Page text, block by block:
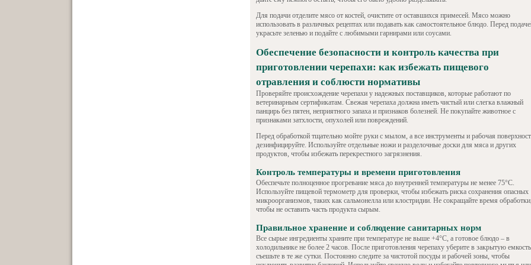
Для подачи отделите мясо от костей, очистите от оставшихся примесей. Мясо можно
использовать в различных рецептах или подавать как самостоятельное блюдо. Перед
украсьте зеленью и подайте с любимыми гарнирами или соусами.
Обеспечение безопасности и контроль качества при
приготовлении черепахи: как избежать пищевого
отравления и соблюсти нормативы
Проверяйте происхождение черепахи у надежных поставщиков, которые работают по
ветеринарным сертификатам. Свежая черепаха должна иметь чистый или слегка влажный
панцирь без пятен, неприятного запаха и признаков болезней. Не покупайте животное с
признаками затхлости, опухолей или повреждений.
Перед обработкой тщательно мойте руки с мылом, а все инструменты и рабочая
дезинфицируйте. Используйте отдельные ножи и разделочные доски для мяса и других
продуктов, чтобы избежать перекрестного загрязнения.
Контроль температуры и времени приготовления
Обеспечьте полноценное прогревание мяса до внутренней температуры не менее 75°C.
Используйте пищевой термометр для проверки, чтобы избежать риска сохранения опасных
микроорганизмов, таких как сальмонелла или клостридии. Не сокращайте время обработки,
чтобы не оставить часть продукта сырым.
Правильное хранение и соблюдение санитарных норм
Все сырые ингредиенты храните при температуре не выше +4°C, а готовое блюдо – в
холодильнике не более 2 часов. После приготовления черепаху уберите в закрытую
съешьте в те же сутки. Постоянно следите за чистотой посуды и рабочей зоны, чтобы